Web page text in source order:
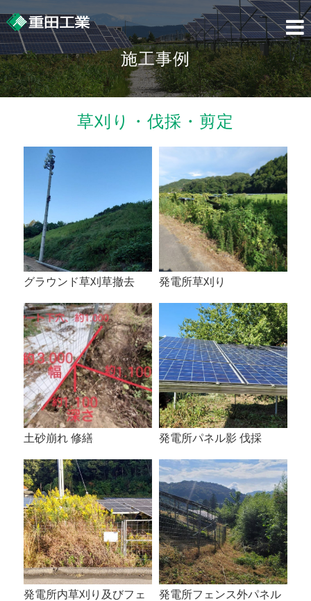
to
content
施工事例
草刈り・伐採・剪定
グラウンド草刈草撤去 発電所草刈り
土砂崩れ 修繕 発電所パネル影 伐採
発電所内草刈り及びフェ
発電所フェンス外パネル